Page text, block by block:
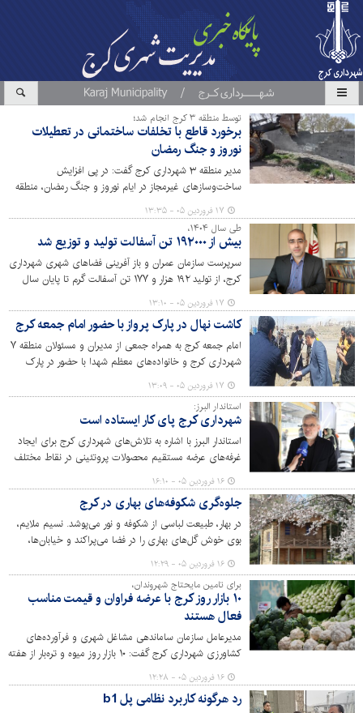
توسط منطقه ۳ کرج انجام شد؛
برخورد قاطع با تخلفات ساختمانی در تعطیلات
نوروز و جنگ رمضان
مدیر منطقه ۳ شهرداری کرج گفت: در پی افزایش
ساخت‌وسازهای غیرمجاز در ایام نوروز و جنگ رمضان، منطقه
۳ شهرداری کرج با دستور قضایی و همکاری نیروی انتظامی،
هفت مورد دیوارکشی، سقف مازاد و بنای فاقد مجوز را تخریب
و قلع و قمع کرد.
۱۷ فروردین ۰۵ - ۱۳:۳۵
طی سال ۱۴۰۴،
بیش از ۱۹۲۰۰۰ تن آسفالت تولید و توزیع شد
سرپرست سازمان عمران و باز آفرینی فضاهای شهری شهرداری
کرج، از تولید ۱۹۲ هزار و ۱۷۷ تن آسفالت گرم تا پایان سال
۱۴۰۴ در کارخانه آسفالت شهرداری کرج خبر داد.۱۷ فروردین ۰۵ - ۱۳:۱۰
کاشت نهال در پارک پرواز با حضور امام جمعه کرج
امام جمعه کرج به همراه جمعی از مدیران و مسئولان منطقه ۷
شهرداری کرج و خانواده‌های معظم شهدا با حضور در پارک
پرواز، اقدام به کاشت نهال کردند. این برنامه با هدف ترویج
فرهنگ درختکاری برگزار شد.
۱۷ فروردین ۰۵ - ۱۳:۰۹
استاندار البرز:
شهرداری کرج پای‌ کار ایستاده است
استاندار البرز با اشاره به تلاش‌های شهرداری کرج برای ایجاد
غرفه‌های عرضه مستقیم محصولات پروتئینی در نقاط مختلف
شهر، گفت: هدف ما این است که اقلام مورد نیاز شهروندان را
در مکان‌های مناسب و با کیفیت بهتر و قیمت مناسب‌تر در
اختیار آنان قرار دهیم.
۱۶ فروردین ۰۵ - ۱۶:۱۰
جلوه‌گری شکوفه‌های بهاری در کرج
در بهار، طبیعت لباسی از شکوفه و نور می‌پوشد. نسیم ملایم،
بوی خوش گل‌های بهاری را در فضا می‌پراکند و خیابان‌ها،
کوچه‌ها و باغ‌ها به صحنه‌ای شاعرانه تبدیل می‌شوند و هر قدم،
به قاب عکسی ناب ختم می‌شود. این فصل، دعوتی است برای
رهایی از شلوغی و خستگی، برای دیدن زیبایی‌هایی که در
پارک‌ها و بوستان‌های های شهر جلوه گر شده است.
۱۶ فروردین ۰۵ - ۱۲:۲۹
برای تامین مایحتاج شهروندان،
۱۰ بازار روز کرج با عرضه فراوان و قیمت مناسب
فعال هستند
مدیرعامل سازمان ساماندهی مشاغل شهری و فرآورده‌های
کشاورزی شهرداری کرج گفت: ۱۰ بازار روز میوه و تره‌بار از هفته
کمبودی در عرضه اقلام اساسی مشاهده نشده است.
۱۶ فروردین ۰۵ - ۱۲:۲۸
رد هرگونه کاربرد نظامی پل b1